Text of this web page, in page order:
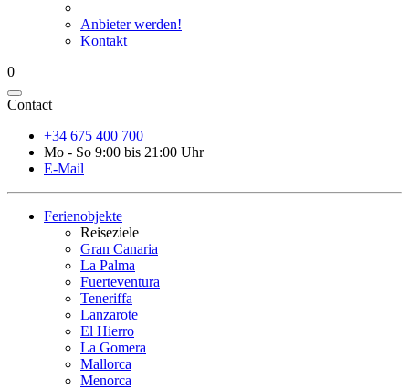
Anbieter werden!
Kontakt
0
Contact
+34 675 400 700
Mo - So 9:00 bis 21:00 Uhr
E-Mail
Ferienobjekte
Reiseziele
Gran Canaria
La Palma
Fuerteventura
Teneriffa
Lanzarote
El Hierro
La Gomera
Mallorca
Menorca